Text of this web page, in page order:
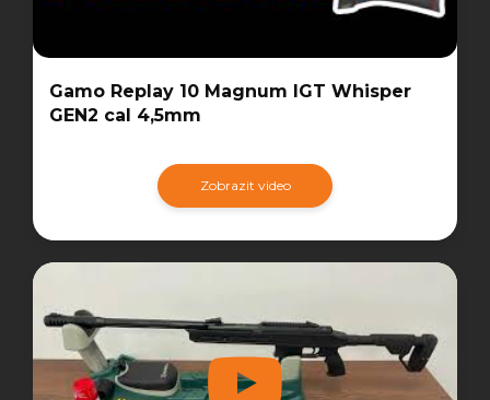
Gamo Replay 10 Magnum IGT Whisper
GEN2 cal 4,5mm
Zobrazit video